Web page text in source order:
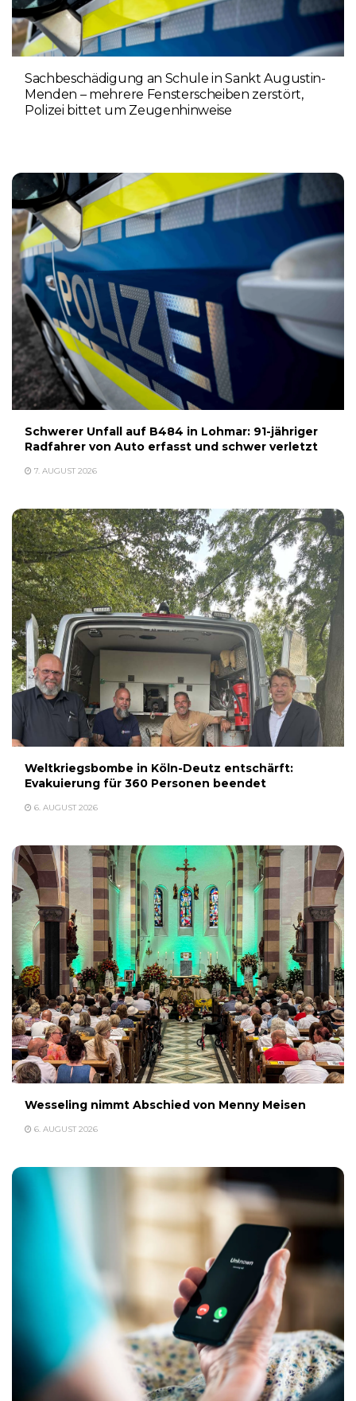
Sachbeschädigung an Schule in Sankt Augustin-
Menden – mehrere Fensterscheiben zerstört,
Polizei bittet um Zeugenhinweise
Schwerer Unfall auf B484 in Lohmar: 91-jähriger
Radfahrer von Auto erfasst und schwer verletzt
7. AUGUST 2026
Weltkriegsbombe in Köln-Deutz entschärft:
Evakuierung für 360 Personen beendet
6. AUGUST 2026
Wesseling nimmt Abschied von Menny Meisen
6. AUGUST 2026